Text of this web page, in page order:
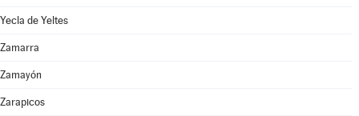
Yecla de Yeltes
Zamarra
Zamayón
Zarapicos